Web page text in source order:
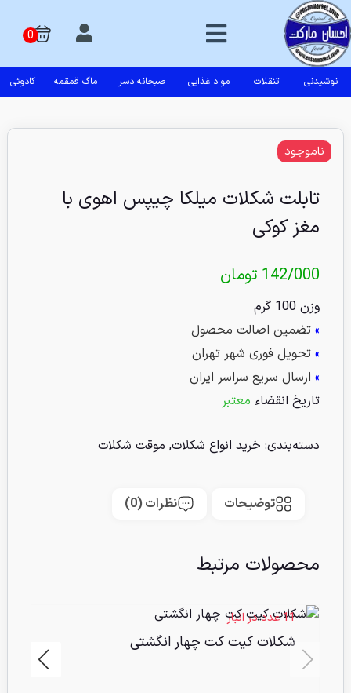
نوشیدنی تنقلات مواد غذایی صبحانه دسر ماگ قمقمه کادوئی
تابلت شکلات میلکا چیپس اهوی با
مغز کوکی
142/000 تومان
وزن 100 گرم
» تضمین اصالت محصول
» تحویل فوری شهر تهران
» ارسال سریع سراسر ایران
تاریخ انقضاء معتبر
ناموجود
دسته‌بندی: خرید انواع شکلات, موقت شکلات
توضیحات نظرات (0)
محصولات مرتبط
11 عدد در انبار
شکلات کیت کت چهار انگشتی